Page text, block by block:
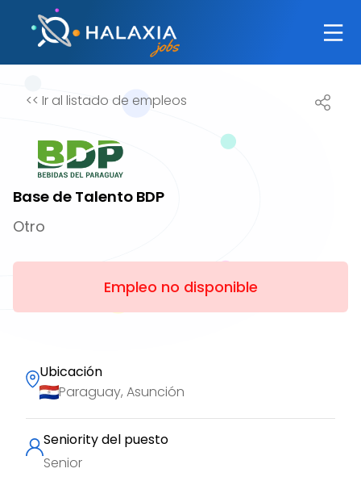
<< Ir al listado de empleos
Base de Talento BDP
Otro
Empleo no disponible
Ubicación
Paraguay, Asunción
Seniority del puesto
Senior